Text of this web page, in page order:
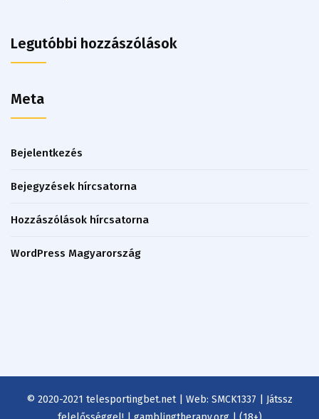
Legutóbbi hozzászólások
Meta
Bejelentkezés
Bejegyzések hírcsatorna
Hozzászólások hírcsatorna
WordPress Magyarország
© 2020-2021 telesportingbet.net | Web: SMCK1337 | Játssz